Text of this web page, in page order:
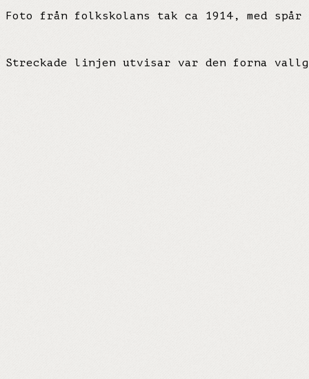
Foto från folkskolans tak ca 1914, med
Streckade linjen utvisar var den forna